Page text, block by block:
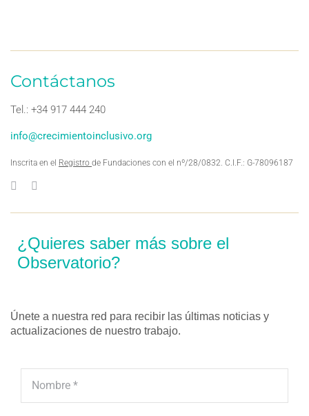
Contáctanos
Tel.: +34 917 444 240
info@crecimientoinclusivo.org
Inscrita en el Registro de Fundaciones con el nº/28/0832. C.I.F.: G-78096187
¿Quieres saber más sobre el
Observatorio?
Únete a nuestra red para recibir las últimas noticias y
actualizaciones de nuestro trabajo.